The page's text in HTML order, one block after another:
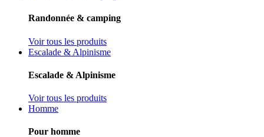
Randonnée & camping
Voir tous les produits
Escalade & Alpinisme
Escalade & Alpinisme
Voir tous les produits
Homme
Pour homme